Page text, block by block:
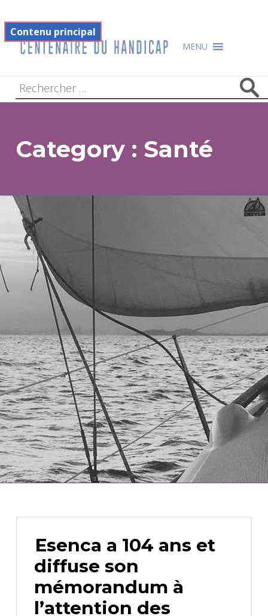
Contenu principal
Filtre
Footer
Centenaire du handicap
MENU
Category : Santé
Esenca a 104 ans et
diffuse son
mémorandum à
l’attention des